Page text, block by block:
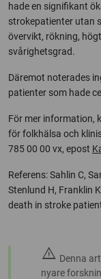
hade en signifikant
strokepatienter utan
övervikt, rökning,
svårighetsgrad.
Däremot noterades
patienter som hade
För mer information,
för folkhälsa och
785 00 00 vx, epost
Referens: Sahlin C,
Stenlund H, Franklin
death in stroke
warning Denna
nyare